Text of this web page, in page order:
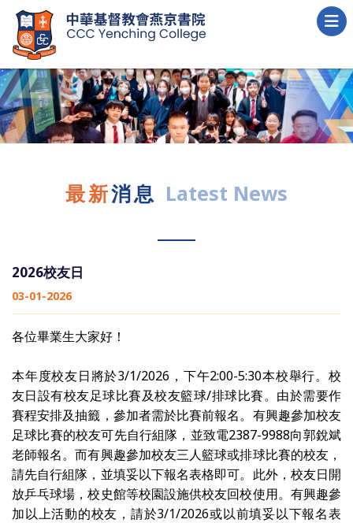
最新消息 Latest News
2026校友日
03-01-2026
各位畢業生大家好！
本年度校友日將於3/1/2026，下午2:00-5:30本校舉行。校
友日設有校友足球比賽及校友籃球/排球比賽。由於需要作
賽程安排及抽籤，參加者需於比賽前報名。有興趣參加校友
足球比賽的校友可先自行組隊，並致電2387-9988向郭銳斌
老師報名。而有興趣參加校友三人籃球或排球比賽的校友，
請先自行組隊，並填妥以下報名表格即可。此外，校友日開
放乒乓球場，校史館等校園設施供校友回校使用。有興趣參
加以上活動的校友，請於3/1/2026或以前填妥以下報名表